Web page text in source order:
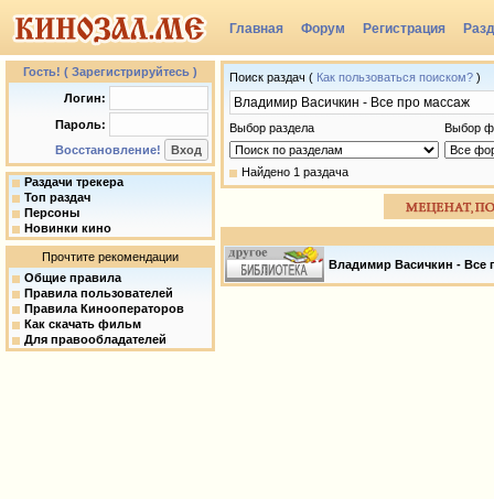
Главная Форум Регистрация
Группы
Гость! ( Зарегистрируйтесь )
Логин:
Пароль:
Восстановление!
Раздачи трекера
Топ раздач
Персоны
Новинки кино
Прочтите рекомендации
Общие правила
Правила пользователей
Правила Кинооператоров
Как скачать фильм
Для правообладателей
Поиск раздач ( Как пользоваться поиском? )
Выбор раздела Выбор
Найдено 1 раздача
Владимир Васичкин - Все